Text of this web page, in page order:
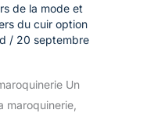
de la mode et
du cuir option
/ 20 septembre
Un
maroquinerie,